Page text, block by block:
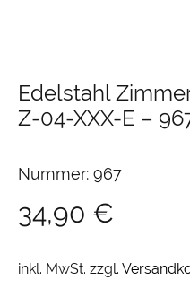
Edelstahl
Z-04-XXX-E –
Nummer: 967
34,90 €
inkl. MwSt. zzgl.